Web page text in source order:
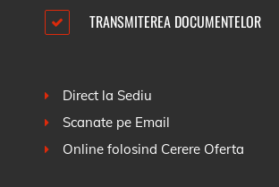
TRANSMITEREA DOCUMENTELOR
Direct la Sediu
Scanate pe Email
Online folosind Cerere Oferta